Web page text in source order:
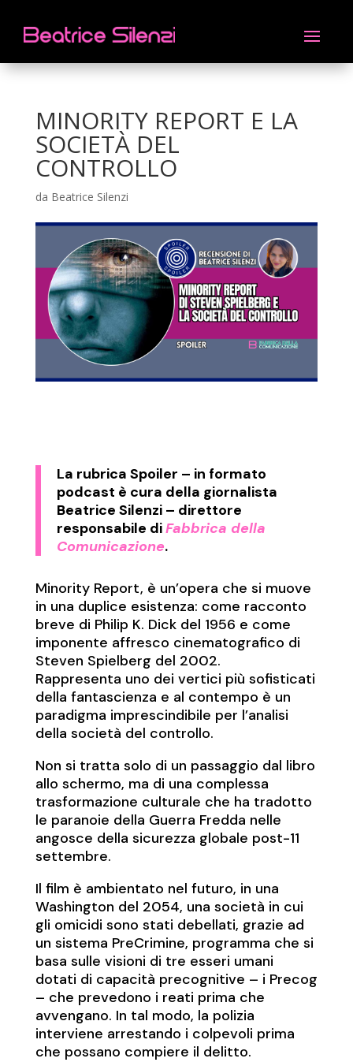
MINORITY REPORT E LA
SOCIETÀ DEL
CONTROLLO
da Beatrice Silenzi
La rubrica Spoiler – in formato
podcast è cura della giornalista
Beatrice Silenzi – direttore
responsabile diFabbrica della
Comunicazione.
Minority Report, è un’opera che si muove
in una duplice esistenza: come racconto
breve di Philip K. Dick del 1956 e come
imponente affresco cinematografico di
Steven Spielberg del 2002.
Rappresenta uno dei vertici più sofisticati
della fantascienza e al contempo è un
paradigma imprescindibile per l’analisi
della società del controllo.
Non si tratta solo di un passaggio dal libro
allo schermo, ma di una complessa
trasformazione culturale che ha tradotto
le paranoie della Guerra Fredda nelle
angosce della sicurezza globale post-11
settembre.
Il film è ambientato nel futuro, in una
Washington del 2054, una società in cui
gli omicidi sono stati debellati, grazie ad
un sistema PreCrimine, programma che si
basa sulle visioni di tre esseri umani
dotati di capacità precognitive – i Precog
– che prevedono i reati prima che
avvengano. In tal modo, la polizia
interviene arrestando i colpevoli prima
che possano compiere il delitto.